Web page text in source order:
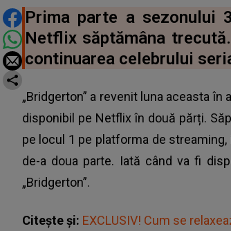
DISTRIBUIE ARTICOLUL
Prima parte a sezonului
Netflix săptămâna
continuarea celebrului
„Bridgerton” a revenit luna aceasta
disponibil pe Netflix în două părți.
pe locul 1 pe platforma de
de-a doua parte. Iată când va fi
„Bridgerton”.
Citește și: EXCLUSIV! Cum se